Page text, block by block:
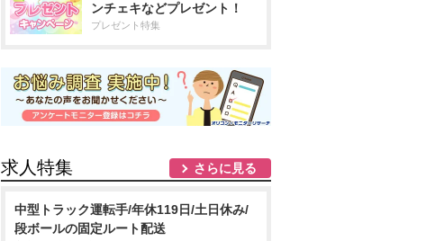
ンチェキなどプレゼント！
プレゼント特集
求人特集 さらに見る
中型トラック運転手/年休119日/土日休み/
段ボールの固定ルート配送